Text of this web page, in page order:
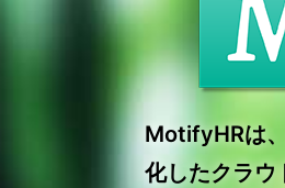
MotifyHRは
化したクラウ